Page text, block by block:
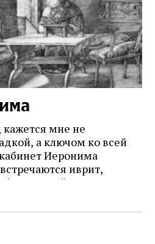
мне не
а ключом ко всей
Иеронима
иврит,
буквальный смысл и
переводчик,
исправления, и
исправление как